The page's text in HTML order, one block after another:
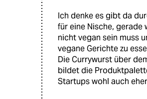
Ich denke es gibt da
für eine Nische, gerade
nicht vegan sein muss
vegane Gerichte zu
Die Currywurst über
bildet die
Startups wohl auch